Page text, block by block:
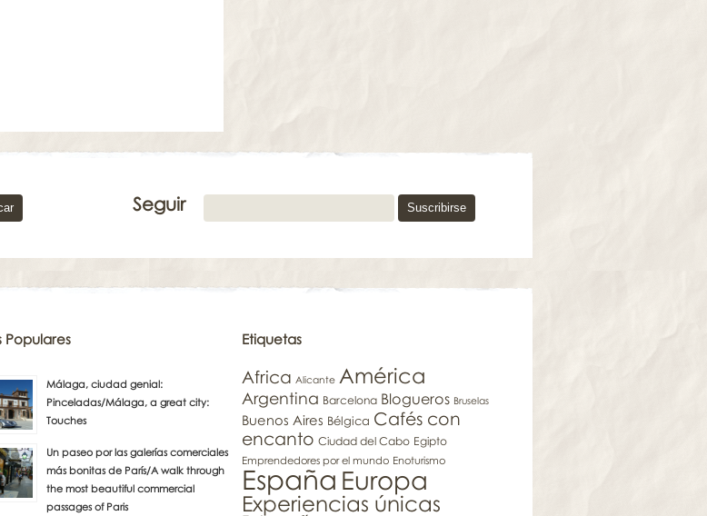
Seguir
Populares
Málaga, ciudad genial:
Pinceladas/Málaga, a great city:
Touches
Un paseo por las galerías comerciales
más bonitas de París/A walk through
the most beautiful commercial
passages of Paris
Etiquetas
Africa Alicante América
Argentina Barcelona Blogueros Bruselas
Buenos Aires Bélgica Cafés con
encanto Ciudad del Cabo Egipto
Emprendedores por el mundo Enoturismo
España Europa
Experiencias únicas